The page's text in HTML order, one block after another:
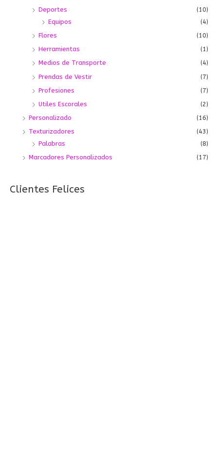
Deportes
(10)
Equipos
(4)
Flores
(10)
Herramientas
(1)
Medios de Transporte
(4)
Prendas de Vestir
(7)
Profesiones
(7)
Utiles Escorales
(2)
Personalizado
(16)
Texturizadores
(43)
Palabras
(8)
Marcadores Personalizados
(17)
Clientes Felices